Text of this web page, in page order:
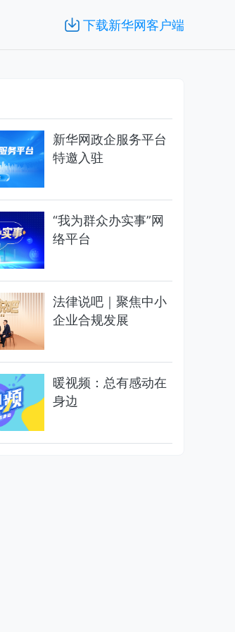
下载新华网客户端
新华网政企服务平台
特邀入驻
“我为群众办实事”网
络平台
法律说吧｜聚焦中小
企业合规发展
暖视频：总有感动在
身边